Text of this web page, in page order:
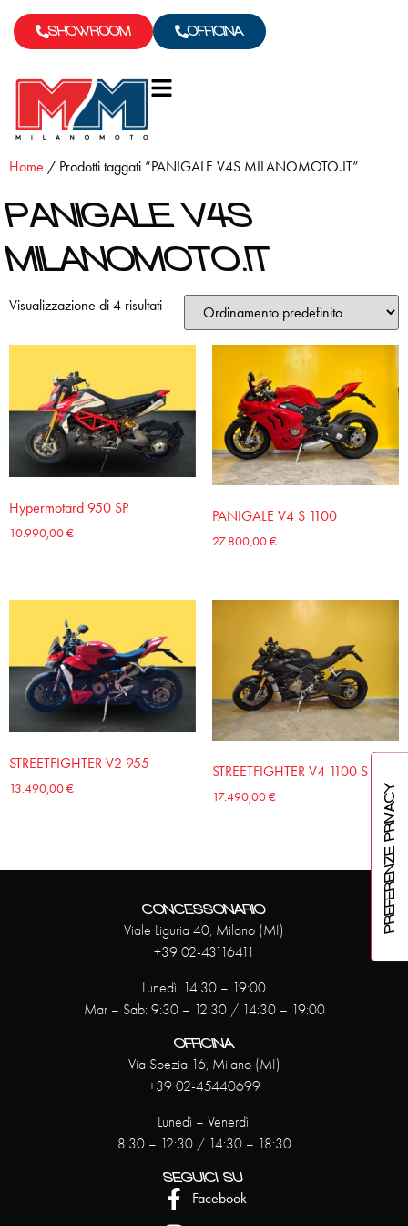
SHOWROOM OFFICINA
Home / Prodotti taggati “PANIGALE V4S MILANOMOTO.IT”
PANIGALE V4S
MILANOMOTO.IT
Visualizzazione di 4 risultati
Hypermotard 950 SP
10.990,00€
PANIGALE V4 S 1100
27.800,00€
STREETFIGHTER V2 955
13.490,00€
STREETFIGHTER V4 1100 S
17.490,00€
CONCESSONARIO
Viale Liguria 40, Milano (MI)
+39 02-43116411
Lunedì: 14:30 – 19:00
Mar – Sab: 9:30 – 12:30 / 14:30 – 19:00
OFFICINA
Via Spezia 16, Milano (MI)
+39 02-45440699
Lunedì – Venerdì:
8:30 – 12:30 / 14:30 – 18:30
SEGUICI SU
Facebook